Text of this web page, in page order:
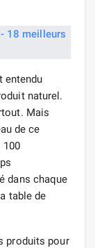
entendu
naturel.
Mais
de ce
100
dans chaque
table de
produits pour